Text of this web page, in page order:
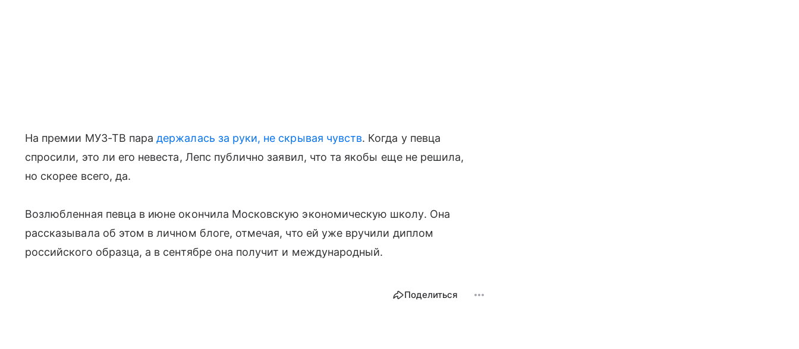
На премии МУЗ-ТВ парадержалась за руки, не скрывая чувств. Когда у певца
спросили, это ли его невеста, Лепс публично заявил, что та якобы еще не решила,
но скорее всего, да.
Возлюбленная певца в июне окончила Московскую экономическую школу. Она
рассказывала об этом в личном блоге, отмечая, что ей уже вручили диплом
российского образца, а в сентябре она получит и международный.
Поделиться